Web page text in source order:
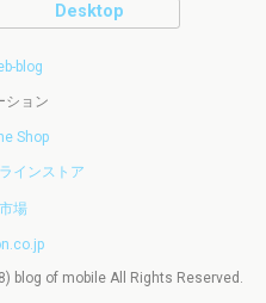
Desktop
blog
ション
Shop
インストア
場
blog of mobile All Rights Reserved.